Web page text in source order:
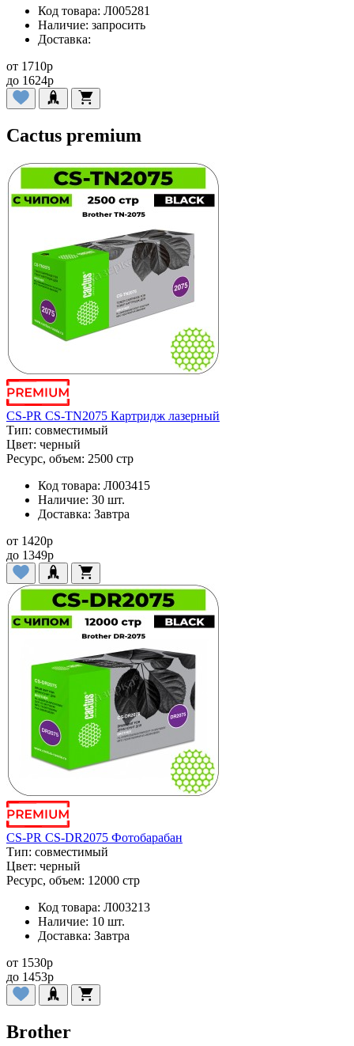
Код товара: Л005281
Наличие: запросить
Доставка:
от 1710p
до 1624p
Cactus premium
CS-PR CS-TN2075 Картридж лазерный
Тип: совместимый
Цвет: черный
Ресурс, объем: 2500 стр
Код товара: Л003415
Наличие: 30 шт.
Доставка: Завтра
от 1420p
до 1349p
CS-PR CS-DR2075 Фотобарабан
Тип: совместимый
Цвет: черный
Ресурс, объем: 12000 стр
Код товара: Л003213
Наличие: 10 шт.
Доставка: Завтра
от 1530p
до 1453p
Brother